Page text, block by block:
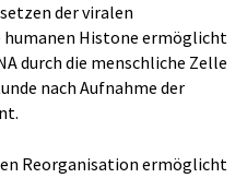
der viralen
humanen Histone ermöglicht
durch die menschliche Zelle
nach Aufnahme der
Reorganisation ermöglicht